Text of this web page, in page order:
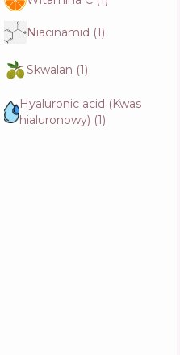
365 Bubble Cleanser
Niacinamid (1)
Skwalan (1)
Hyaluronic acid (Kwas
hialuronowy) (1)